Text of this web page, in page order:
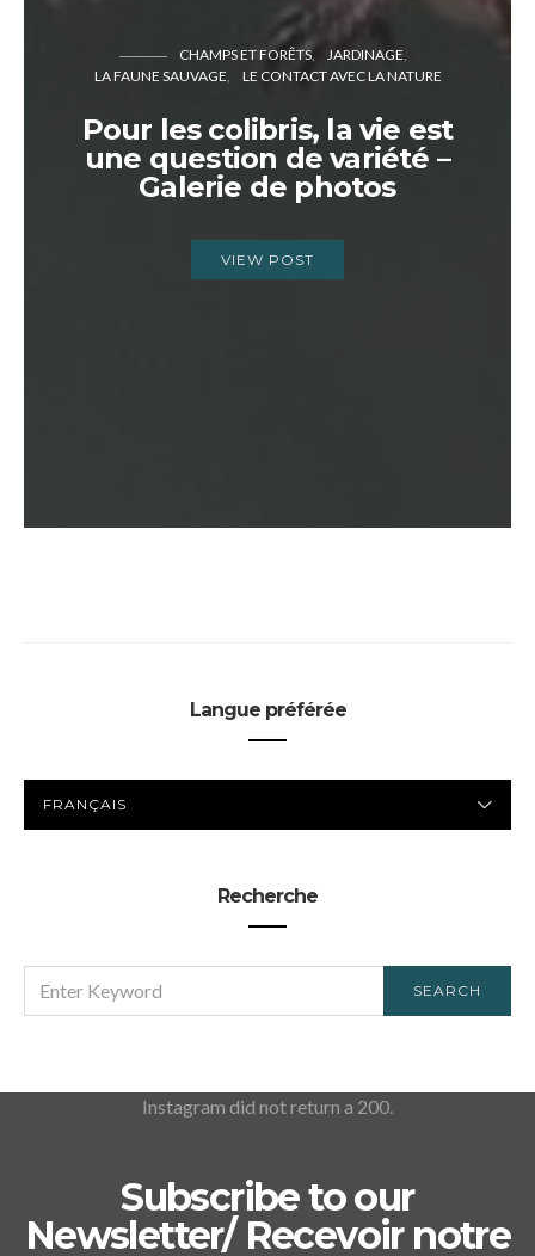
CHAMPS ET FORÊTS
JARDINAGE
LA FAUNE SAUVAGE
LE CONTACT AVEC LA NATURE
Pour les colibris, la vie est
une question de variété –
Galerie de photos
VIEW POST
Langue préférée
PRÉFÉRÉE
Recherche
FOR:
SEARCH
Instagram did not return a 200.
Subscribe to our
Newsletter/ Recevoir notre